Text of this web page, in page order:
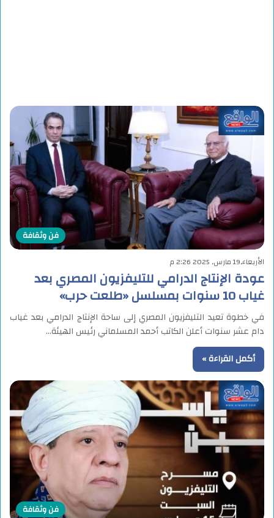
فن وثقافة
الأربعاء,19 مارس, 2025 2:26 م
عودة الإنتاج الدرامي للتليفزيون المصري بعد
غياب 10 سنوات بمسلسل «طلعت حرب»
في خطوة تعيد التليفزيون المصري إلى ساحة الإنتاج الدرامي بعد غياب
دام عشر سنوات أعلن الكاتب أحمد المسلماني رئيس الهيئة…
أكمل القراءة »
فن وثقافة